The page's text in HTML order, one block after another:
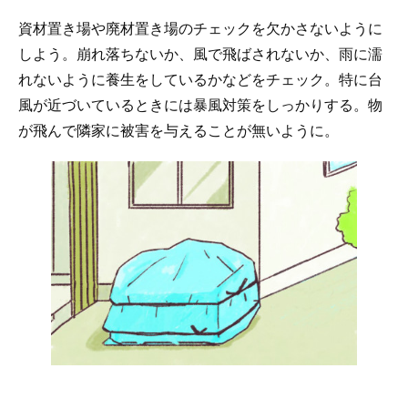
資材置き場や廃材置き場のチェックを欠かさないように
しよう。崩れ落ちないか、風で飛ばされないか、雨に濡
れないように養生をしているかなどをチェック。特に台
風が近づいているときには暴風対策をしっかりする。物
が飛んで隣家に被害を与えることが無いように。